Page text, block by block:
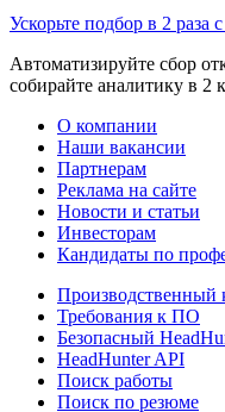
Ускорьте подбор в 2 раза
Автоматизируйте сбор
собирайте аналитику в 2
О компании
Наши вакансии
Партнерам
Реклама на сайте
Новости и статьи
Инвесторам
Кандидаты по
Производственный
Требования к ПО
Безопасный
HeadHunter API
Поиск работы
Поиск по резюме